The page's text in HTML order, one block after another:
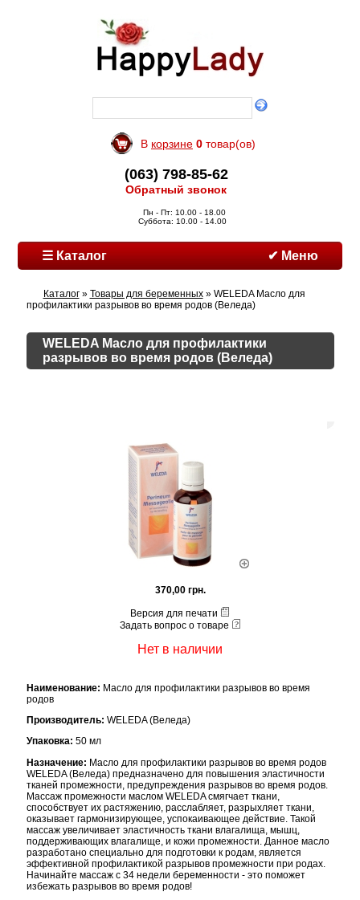
В корзине 0 товар(ов)
(063) 798-85-62
Обратный звонок
Пн - Пт: 10.00 - 18.00
Суббота: 10.00 - 14.00
☰ Каталог ✔ Меню
Каталог» Товары для беременных» WELEDA Масло для
профилактики разрывов во время родов (Веледа)
WELEDA Масло для профилактики
разрывов во время родов (Веледа)
370,00 грн.
Версия для печати
Задать вопрос о товаре
Нет в наличии
Наименование: Масло для профилактики разрывов во время
родов
Производитель: WELEDA (Веледа)
Упаковка: 50 мл
Назначение: Масло для профилактики разрывов во время родов
WELEDA (Веледа) предназначено для повышения эластичности
тканей промежности, предупреждения разрывов во время родов.
Массаж промежности маслом WELEDA смягчает ткани,
способствует их растяжению, расслабляет, разрыхляет ткани,
оказывает гармонизирующее, успокаивающее действие. Такой
массаж увеличивает эластичность ткани влагалища, мышц,
поддерживающих влагалище, и кожи промежности. Данное масло
разработано специально для подготовки к родам, является
эффективной профилактикой разрывов промежности при родах.
Начинайте массаж с 34 недели беременности - это поможет
избежать разрывов во время родов!